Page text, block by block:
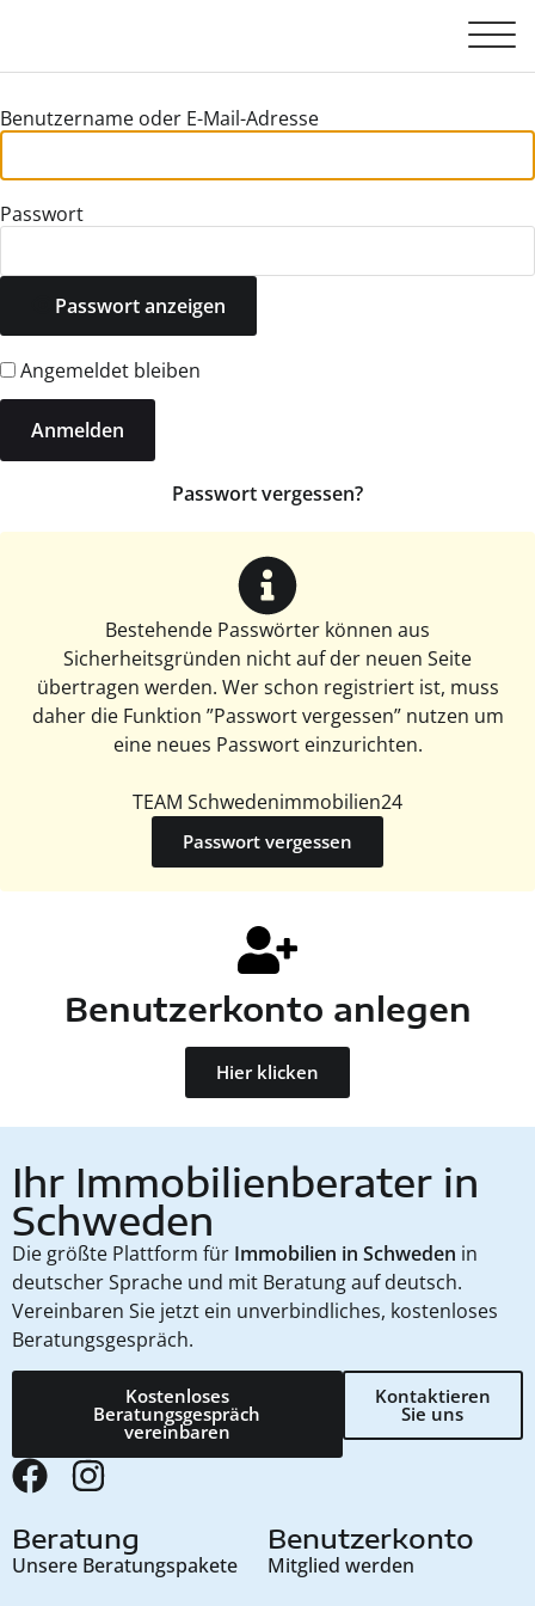
Benutzername oder E-Mail-Adresse
Passwort
Passwort anzeigen
Angemeldet bleiben
Passwort vergessen?
Bestehende Passwörter können aus
Sicherheitsgründen nicht auf der neuen Seite
übertragen werden. Wer schon registriert ist, muss
daher die Funktion ”Passwort vergessen” nutzen um
eine neues Passwort einzurichten.
TEAM Schwedenimmobilien24
Passwort vergessen
Benutzerkonto anlegen
Hier klicken
Ihr Immobilienberater in
Schweden
Die größte Plattform für Immobilien in Schweden in
deutscher Sprache und mit Beratung auf deutsch.
Vereinbaren Sie jetzt ein unverbindliches, kostenloses
Beratungsgespräch.
Kostenloses
Beratungsgespräch
vereinbaren
Kontaktieren
Sie uns
Beratung
Unsere Beratungspakete
Benutzerkonto
Mitglied werden